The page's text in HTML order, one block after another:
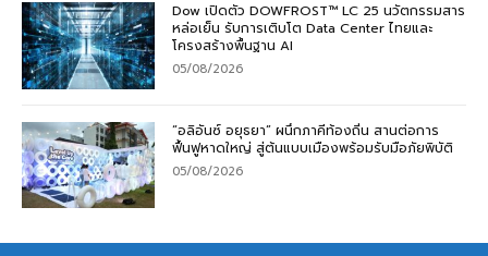
Dow เปิดตัว DOWFROST™ LC 25 นวัตกรรมสาร
หล่อเย็น รับการเติบโต Data Center ไทยและ
โครงสร้างพื้นฐาน AI
05/08/2026
“อลิอันซ์ อยุธยา” ผนึกภาคีท้องถิ่น สานต่อการ
ฟื้นฟูหาดใหญ่ สู่ต้นแบบเมืองพร้อมรับมือภัยพิบัติ
05/08/2026